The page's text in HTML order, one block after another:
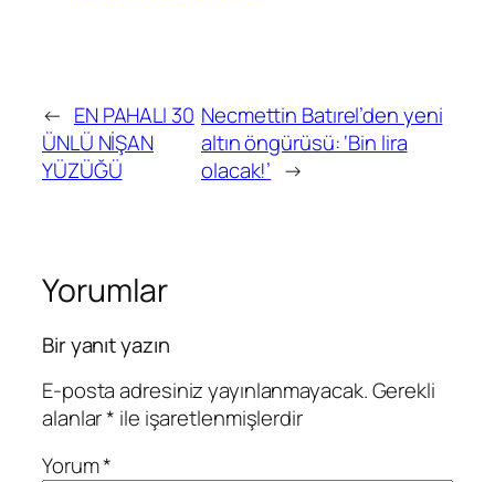
← EN PAHALI 30
ÜNLÜ NİŞAN
YÜZÜĞÜ
Necmettin Batırel’den yeni
altın öngürüsü: ‘Bin lira
olacak!’ →
Yorumlar
Bir yanıt yazın
E-posta adresiniz yayınlanmayacak.Gerekli
alanlar* ile işaretlenmişlerdir
Yorum*